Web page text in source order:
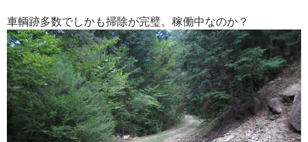
車輌跡多数でしかも掃除が完璧。稼働中なのか？